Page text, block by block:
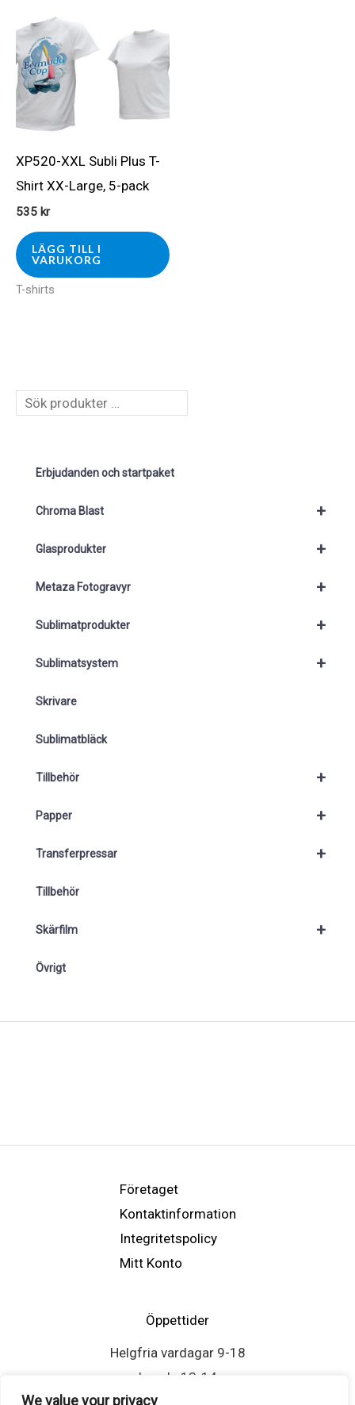
We value your privacy
XP520-XXL Subli Plus T-
Shirt XX-Large, 5-pack
535 kr
LÄGG TILL I
VARUKORG
T-shirts
Erbjudanden och startpaket
+
Chroma Blast
+
Glasprodukter
+
Metaza Fotogravyr
+
Sublimatprodukter
+
Sublimatsystem
Skrivare
Sublimatbläck
+
Tillbehör
+
Papper
+
Transferpressar
Tillbehör
+
Skärfilm
Övrigt
Företaget
Kontaktinformation
Integritetspolicy
Mitt Konto
Öppettider
Helgfria vardagar 9-18
Lunch: 13-14